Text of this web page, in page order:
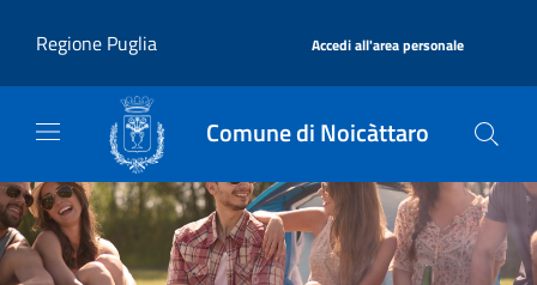
Regione Puglia
Accedi all'area personale
Comune di Noicàttaro